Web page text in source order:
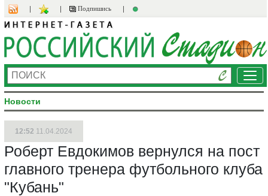
Подпишись
Новости
12:52 11.04.2024
Роберт Евдокимов вернулся на пост
главного тренера футбольного клуба
"Кубань"